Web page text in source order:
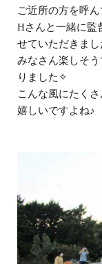
ご近所の方を呼
Hさんと一緒に監
せていただきまし
みなさん楽しそ
りました✧
こんな風にたく
嬉しいですよね♪